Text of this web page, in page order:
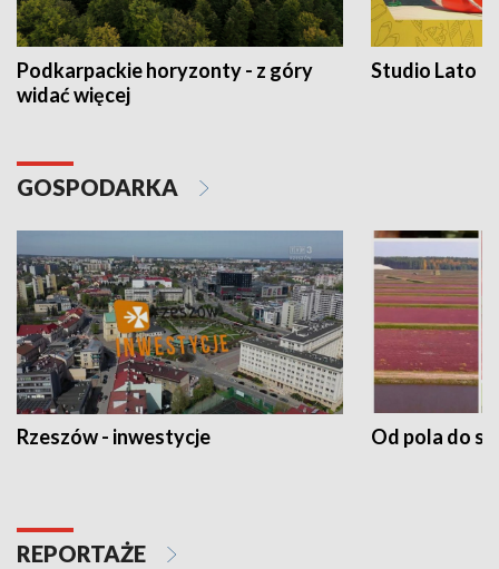
Podkarpackie horyzonty - z góry
widać więcej
Studio Lato
GOSPODARKA
Rzeszów - inwestycje Od pola do
REPORTAŻE